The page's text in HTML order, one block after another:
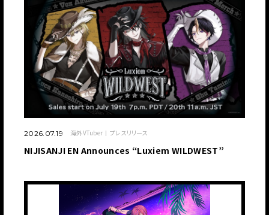
2026.07.19 海外VTuber プレスリリース
NIJISANJI EN Announces “Luxiem WILDWEST”